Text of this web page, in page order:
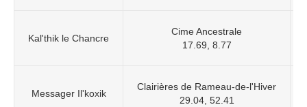
Kal'thik le Chancre
Cime Ancestrale
17.69, 8.77
Messager Il'koxik
Clairières de Rameau-de-l'Hiver
29.04, 52.41